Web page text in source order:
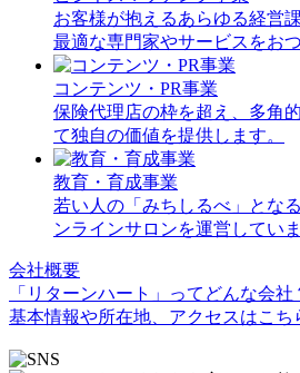
お客様が抱えるあらゆる経営
最適な専門家やサービスをお
コンテンツ・PR事業
保険代理店の枠を超え、多角
て独自の価値を提供します。
教育・育成事業
若い人の「みちしるべ」とな
ンラインサロンを運営していま
会社概要
「リターンハート」ってどんな会社
基本情報や所在地、アクセスはこち